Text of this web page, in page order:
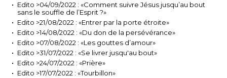
Edito >04/09/2022 : «Comment suivre Jésus jusqu’au bout
sans le souffle de l’Esprit ?»
Edito >21/08/2022 : «Entrer par la porte étroite»
Edito >14/08/2022 : «Du don de la persévérance»
Edito >07/08/2022 : «Les gouttes d’amour»
Edito >31/07/2022 : «Se livrer jusqu'au bout»
Edito >24/07/2022 : «Prière»
Edito >17/07/2022 : «Tourbillon»